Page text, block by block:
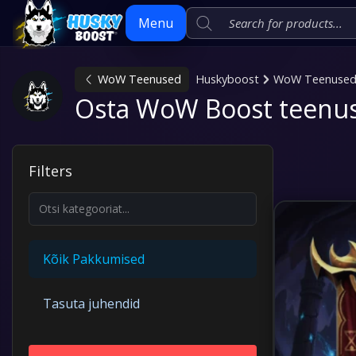
Menu
Skip
WoW Teenused Huskyboost WoW Teenused
Osta WoW Boost
Filters
Kõik Pakkumised
Tasuta juhendid